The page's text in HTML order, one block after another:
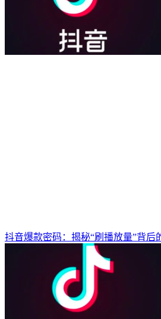
抖音爆款密码：揭秘“刷播放量”背后